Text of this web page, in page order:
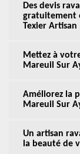
Des devis
gratuitement
Texier Artisan
Mettez à
Mareuil Sur
Améliorez la
Mareuil Sur
Un artisan
la beauté de